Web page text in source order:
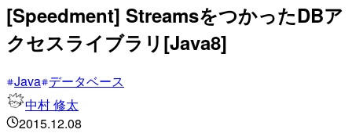
[Speedment] StreamsをつかったDBア
クセスライブラリ[Java8]
Java データベース
中村 修太
2015.12.08